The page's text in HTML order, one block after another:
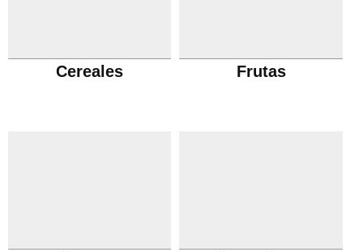
Cereales Frutas